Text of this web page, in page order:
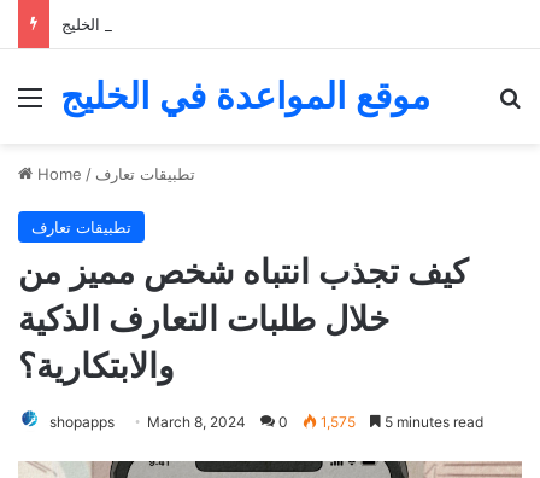
Menu
موقع المواعدة في الخليج
Home / تطبيقات تعارف
تطبيقات تعارف
كيف تجذب انتباه شخص مميز من
خلال طلبات التعارف الذكية
والابتكارية؟
shopapps March 8, 2024 0 1,575 5 minutes read